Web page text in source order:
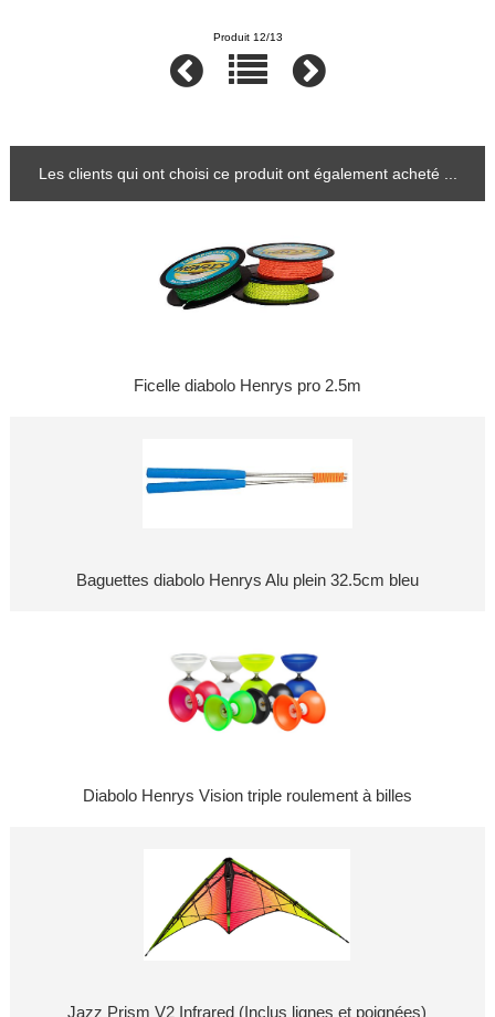
Produit 12/13
Les clients qui ont choisi ce produit ont également acheté ...
Ficelle diabolo Henrys pro 2.5m
Baguettes diabolo Henrys Alu plein 32.5cm bleu
Diabolo Henrys Vision triple roulement à billes
Jazz Prism V2 Infrared (Inclus lignes et poignées)